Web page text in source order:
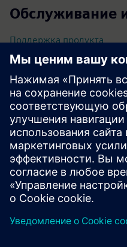
Обслуживание
Поддержка продукта
Форум
Техническая поддержка